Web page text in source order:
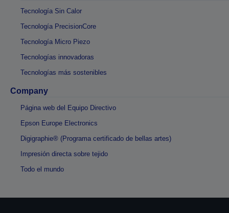
Tecnología Sin Calor
Tecnología PrecisionCore
Tecnología Micro Piezo
Tecnologías innovadoras
Tecnologías más sostenibles
Company
Página web del Equipo Directivo
Epson Europe Electronics
Digigraphie® (Programa certificado de bellas artes)
Impresión directa sobre tejido
Todo el mundo